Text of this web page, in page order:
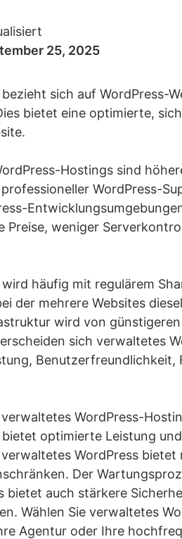
25, 2025
sich auf WordPress-
bietet eine optimierte,
Hostings sind
WordPress-
Preise, weniger
häufig mit regulärem
der mehrere Websites
wird von
sich verwaltetes
WordPress-
optimierte Leistung
WordPress
Der
bietet auch stärkere
Wählen Sie verwaltetes
Agentur oder Ihre